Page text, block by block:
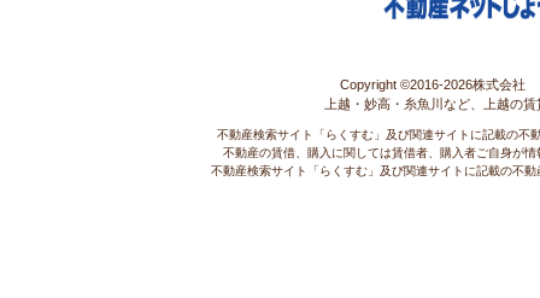
Copyright ©2016-2026株式会社
上越・妙高・糸魚川など、上越の
不動産検索サイト「らくすむ」及び関連サイトに記載の不
不動産の賃借、購入に関しては賃借者、購入者ご自身が
不動産検索サイト「らくすむ」及び関連サイトに記載の不